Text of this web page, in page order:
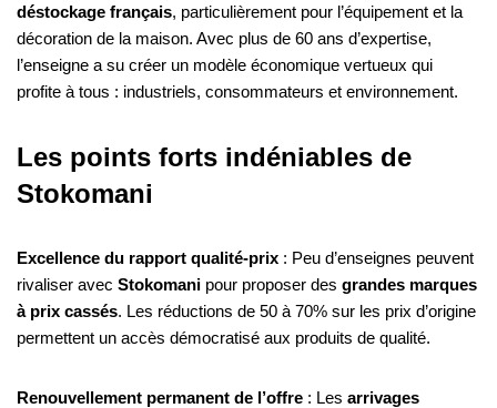
déstockage français, particulièrement pour l’équipement et la
décoration de la maison. Avec plus de 60 ans d’expertise,
l’enseigne a su créer un modèle économique vertueux qui
profite à tous : industriels, consommateurs et environnement.
Les points forts indéniables de
Stokomani
Excellence du rapport qualité-prix : Peu d’enseignes peuvent
rivaliser avec Stokomani pour proposer des grandes marques
à prix cassés. Les réductions de 50 à 70% sur les prix d’origine
permettent un accès démocratisé aux produits de qualité.
Renouvellement permanent de l’offre : Les arrivages